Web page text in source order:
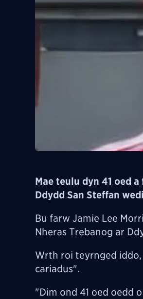
Mae teulu dyn 41 oed
Ddydd San Steffan
Bu farw Jamie Lee
Nheras Trebanog ar
Wrth roi teyrnged
cariadus".
"Dim ond 41 oed oedd